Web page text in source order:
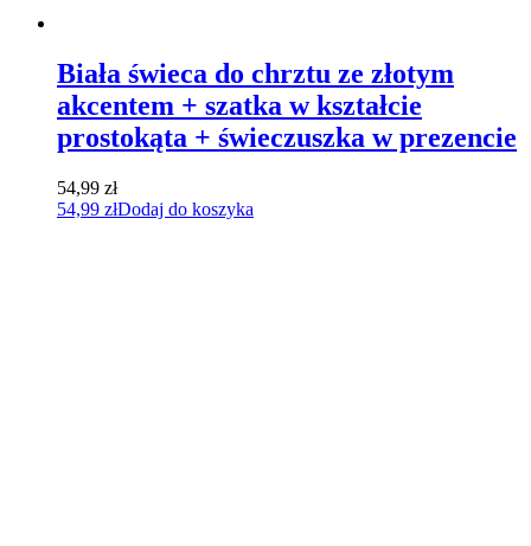
Biała świeca do chrztu ze złotym
akcentem + szatka w kształcie
prostokąta + świeczuszka w prezencie
54,99 zł
54,99 złDodaj do koszyka